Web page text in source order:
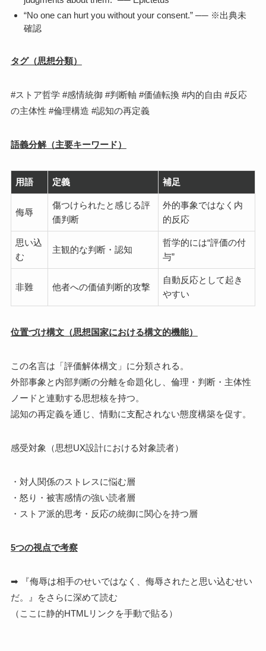
“No one can hurt you without your consent.” ── ※出典未
確認
タグ（思想分類）
#ストア哲学 #感情統御 #判断軸 #価値転換 #内的自由 #反応
の主体性 #倫理構造 #認知の再定義
語義分解（主要キーワード）
用語 定義 補足
侮辱
傷つけられたと感じる評
価判断
外的事象ではなく内
的反応
思い込
む
主観的な判断・認知
哲学的には“評価の付
与”
非難 他者への価値判断的攻撃
自動反応として起き
やすい
位置づけ構文（思想国家における構文的機能）
この名言は「評価解体構文」に分類される。
外部事象と内部判断の分離を命題化し、倫理・判断・主体性
ノードと連動する思想核を持つ。
認知の再定義を通じ、情動に支配されない態度構築を促す。
感受対象（思想UX設計における対象読者）
・対人関係のストレスに悩む層
・怒り・被害感情の強い読者層
・ストア派的思考・反応の統御に関心を持つ層
5つの視点で考察
➡ 『侮辱は相手のせいではなく、侮辱されたと思い込むせい
だ。』をさらに深めて読む
（ここに静的HTMLリンクを手動で貼る）